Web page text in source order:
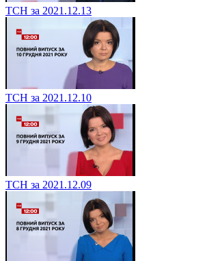
ТСН за 2021.12.13
ТСН за 2021.12.10
ТСН за 2021.12.09